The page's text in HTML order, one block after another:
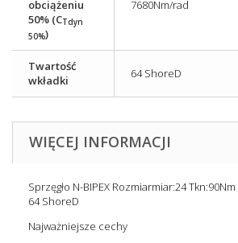
obciążeniu
50% (CTdyn
50%)
7680Nm/rad
Twartość
wkładki
64 ShoreD
WIĘCEJ INFORMACJI
Sprzęgło N-BIPEX Rozmiarmiar:24
64 ShoreD
Najważniejsze cechy